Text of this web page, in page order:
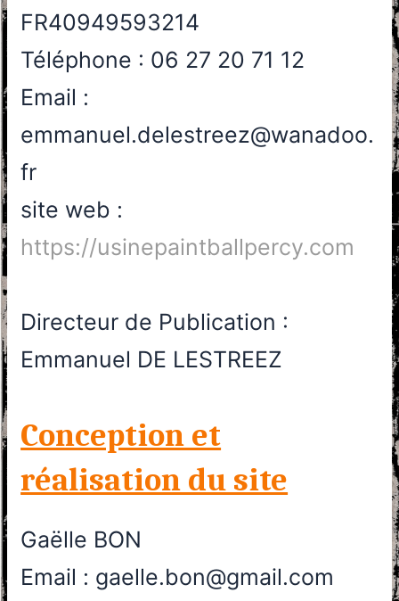
FR40949593214
Téléphone : 06 27 20 71 12
Email :
emmanuel.delestreez@wanadoo.
fr
site web :
https://usinepaintballpercy.com
Directeur de Publication :
Emmanuel DE LESTREEZ
Conception et
réalisation du site
Gaëlle BON
Email : gaelle.bon@gmail.com